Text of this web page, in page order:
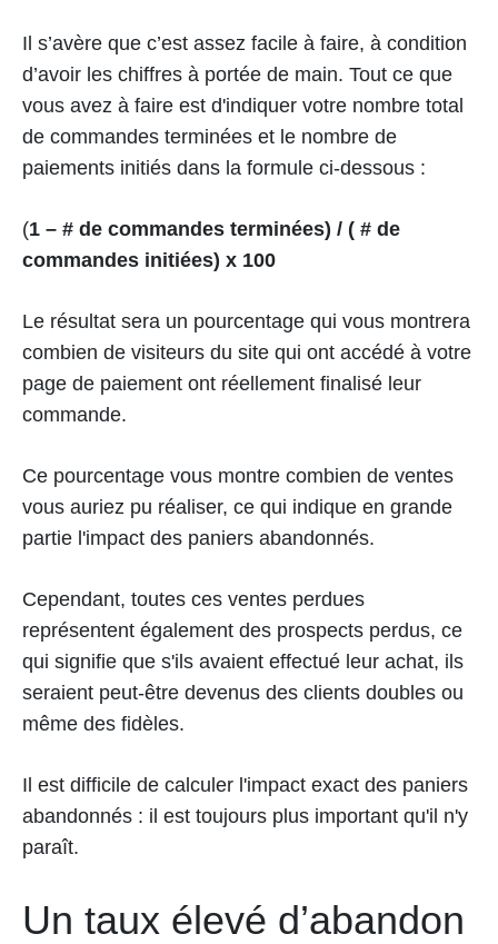
Il s’avère que c’est assez facile à faire, à condition
d’avoir les chiffres à portée de main. Tout ce que
vous avez à faire est d'indiquer votre nombre total
de commandes terminées et le nombre de
paiements initiés dans la formule ci-dessous :
(‍1 – # de commandes terminées) / ( # de
commandes initiées) x 100
Le résultat sera un pourcentage qui vous montrera
combien de visiteurs du site qui ont accédé à votre
page de paiement ont réellement finalisé leur
commande.
Ce pourcentage vous montre combien de ventes
vous auriez pu réaliser, ce qui indique en grande
partie l'impact des paniers abandonnés.
Cependant, toutes ces ventes perdues
représentent également des prospects perdus, ce
qui signifie que s'ils avaient effectué leur achat, ils
seraient peut-être devenus des clients doubles ou
même des fidèles.
Il est difficile de calculer l'impact exact des paniers
abandonnés : il est toujours plus important qu'il n'y
paraît.
Un taux élevé d’abandon